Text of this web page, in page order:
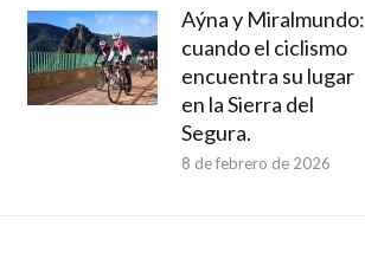
Aýna y Miralmundo:
cuando el ciclismo
encuentra su lugar
en la Sierra del
Segura.
8 de febrero de 2026